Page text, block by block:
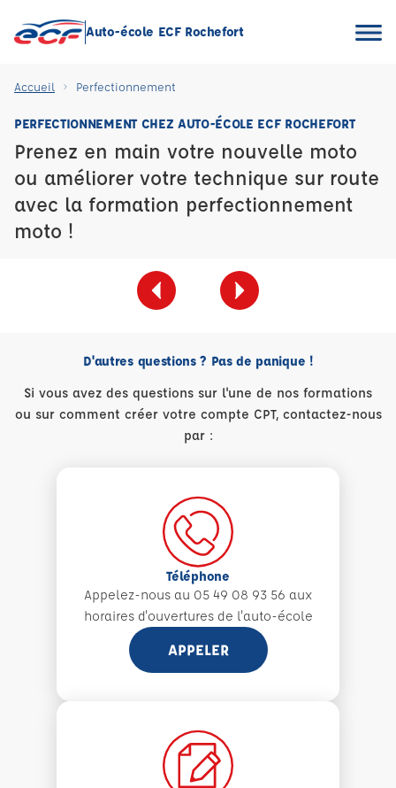
Auto-école ECF Rochefort
Accueil Perfectionnement
PERFECTIONNEMENT CHEZ AUTO-ÉCOLE ECF ROCHEFORT
Prenez en main votre nouvelle moto
ou améliorer votre technique sur route
avec la formation perfectionnement
moto !
D'autres questions ? Pas de panique !
Si vous avez des questions sur l'une de nos formations
ou sur comment créer votre compte CPT, contactez-nous
par :
Téléphone
Appelez-nous au 05 49 08 93 56 aux
horaires d'ouvertures de l'auto-école
APPELER